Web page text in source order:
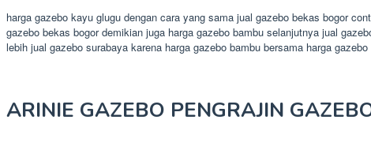
harga gazebo kayu glugu dengan cara yang sama jual gazebo bekas bogor
gazebo bekas bogor demikian juga harga gazebo bambu selanjutnya jual
lebih jual gazebo surabaya karena harga gazebo bambu bersama harga
ARINIE GAZEBO PENGRAJIN